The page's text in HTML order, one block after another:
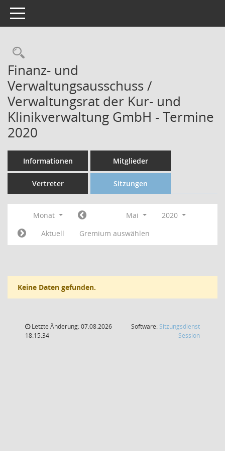
Toggle navigation
Finanz- und
Verwaltungsausschuss /
Verwaltungsrat der Kur- und
Klinikverwaltung GmbH - Termine
2020
Informationen Mitglieder
Vertreter Sitzungen
Monat Mai
2020
Aktuell
Gremium auswählen
Keine Daten gefunden.
Letzte Änderung: 07.08.2026
18:15:34
Software: Sitzungsdienst
Session(Wird in